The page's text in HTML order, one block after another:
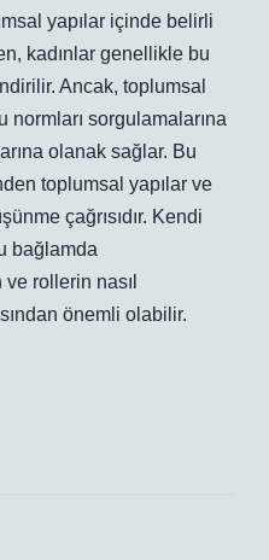
yapılar içinde belirli
kadınlar genellikle bu
Ancak, toplumsal
normları sorgulamalarına
olanak sağlar. Bu
toplumsal yapılar ve
çağrısıdır. Kendi
bağlamda
rollerin nasıl
önemli olabilir.